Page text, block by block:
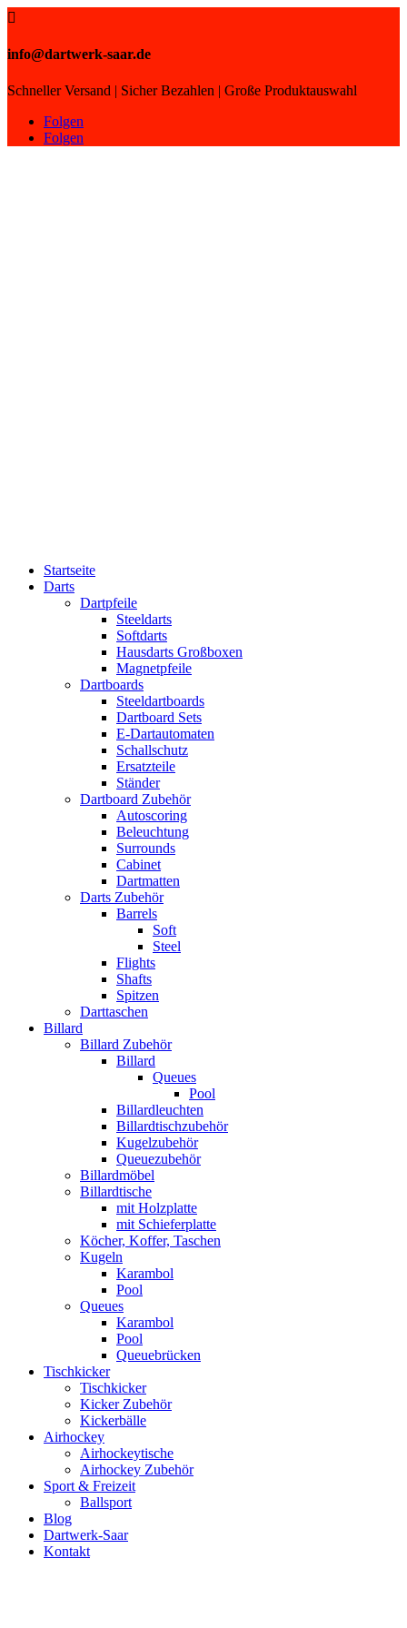

info@dartwerk-saar.de
Schneller Versand | Sicher Bezahlen | Große Produktauswahl
Folgen
Folgen
Startseite
Darts
Dartpfeile
Steeldarts
Softdarts
Hausdarts Großboxen
Magnetpfeile
Dartboards
Steeldartboards
Dartboard Sets
E-Dartautomaten
Schallschutz
Ersatzteile
Ständer
Dartboard Zubehör
Autoscoring
Beleuchtung
Surrounds
Cabinet
Dartmatten
Darts Zubehör
Barrels
Soft
Steel
Flights
Shafts
Spitzen
Darttaschen
Billard
Billard Zubehör
Billard
Queues
Pool
Billardleuchten
Billardtischzubehör
Kugelzubehör
Queuezubehör
Billardmöbel
Billardtische
mit Holzplatte
mit Schieferplatte
Köcher, Koffer, Taschen
Kugeln
Karambol
Pool
Queues
Karambol
Pool
Queuebrücken
Tischkicker
Tischkicker
Kicker Zubehör
Kickerbälle
Airhockey
Airhockeytische
Airhockey Zubehör
Sport & Freizeit
Ballsport
Blog
Dartwerk-Saar
Kontakt